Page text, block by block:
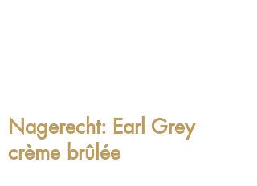
Nagerecht: Earl Grey
crème brûlée